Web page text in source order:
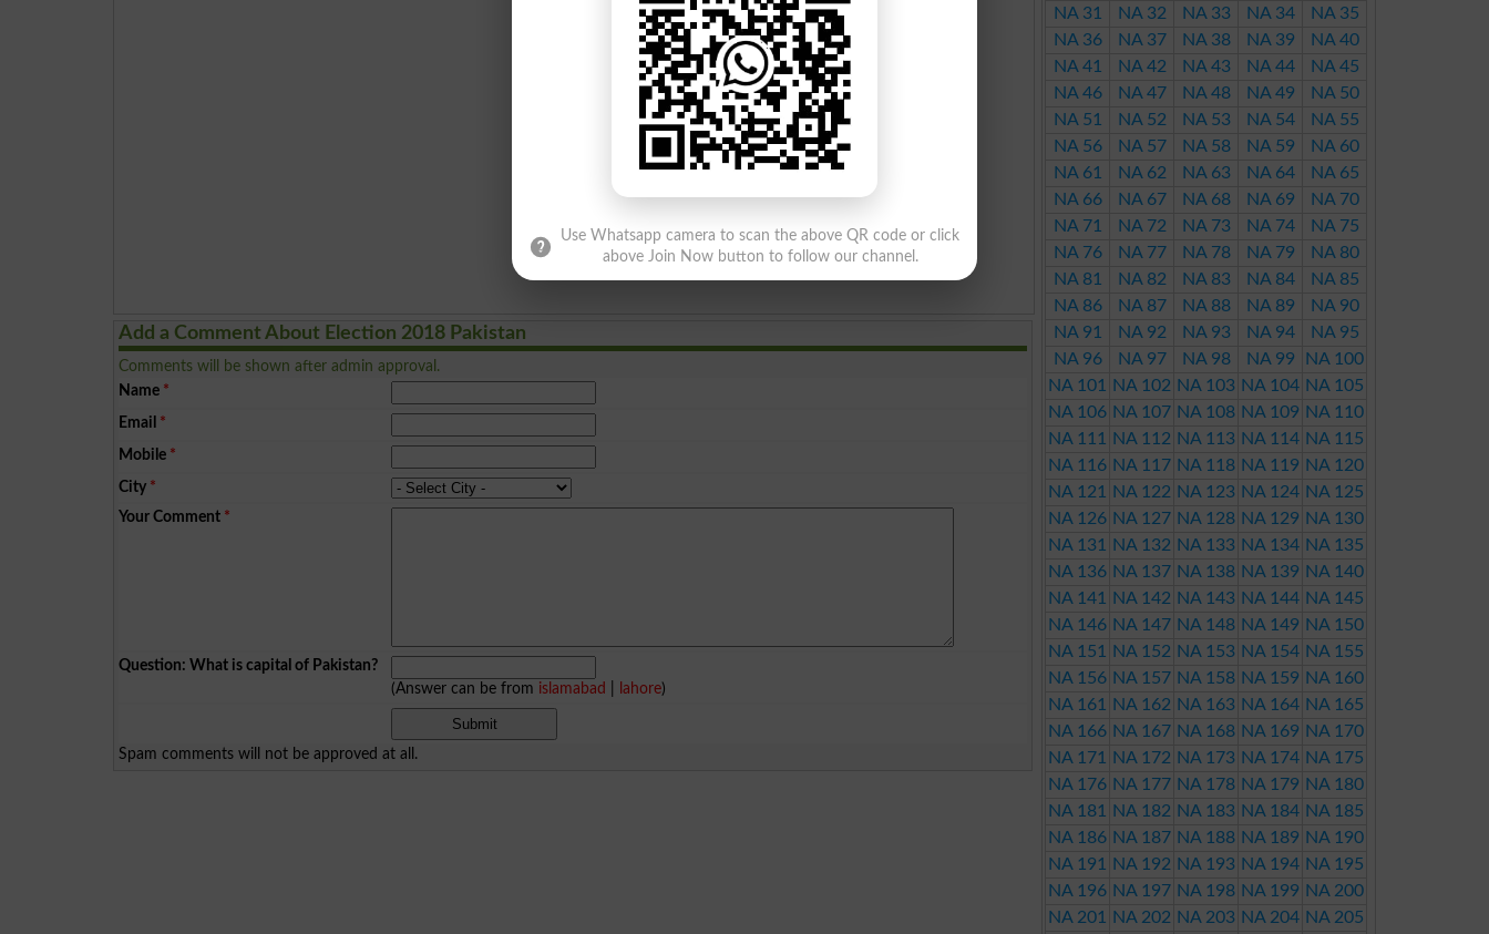
Add a Comment About Election 2018 Pakistan
Comments will be shown after admin approval.
Name *
Email *
Mobile *
City *
Your Comment *
Question: What is capital of Pakistan?
(Answer can be from islamabad lahore)
Spam comments will not be approved at all.
NA 31
NA 32 NA 33 NA 34
NA 35
NA 36
NA 37 NA 38 NA 39
NA 40
NA 41
NA 42 NA 43 NA 44
NA 45
NA 46
NA 47 NA 48 NA 49
NA 50
NA 51
NA 52 NA 53 NA 54
NA 55
NA 56
NA 57 NA 58 NA 59
NA 60
NA 61
NA 62 NA 63 NA 64
NA 65
NA 66
NA 67 NA 68 NA 69
NA 70
NA 71
NA 72 NA 73 NA 74
NA 75
NA 76
NA 77 NA 78 NA 79
NA 80
NA 81
NA 82 NA 83 NA 84
NA 85
NA 86
NA 87 NA 88 NA 89
NA 90
NA 91
NA 92 NA 93 NA 94
NA 95
NA 96
NA 97 NA 98 NA 99
NA 100
NA 101
NA 102 NA 103 NA 104 NA 105
NA 106 NA 107 NA 108 NA 109 NA 110
NA 111
NA 112 NA 113 NA 114 NA 115
NA 116 NA 117 NA 118 NA 119 NA 120
NA 121
NA 122 NA 123 NA 124 NA 125
NA 126 NA 127 NA 128 NA 129 NA 130
NA 131
NA 132 NA 133 NA 134 NA 135
NA 136 NA 137 NA 138 NA 139 NA 140
NA 141
NA 142 NA 143 NA 144 NA 145
NA 146 NA 147 NA 148 NA 149 NA 150
NA 151
NA 152 NA 153 NA 154 NA 155
NA 156 NA 157 NA 158 NA 159 NA 160
NA 161
NA 162 NA 163 NA 164 NA 165
NA 166 NA 167 NA 168 NA 169 NA 170
NA 171
NA 172 NA 173 NA 174 NA 175
NA 176 NA 177 NA 178 NA 179 NA 180
NA 181
NA 182 NA 183 NA 184 NA 185
NA 186 NA 187 NA 188 NA 189 NA 190
NA 191
NA 192 NA 193 NA 194 NA 195
NA 196 NA 197 NA 198 NA 199 NA 200
NA 201
NA 202 NA 203 NA 204 NA 205
Use Whatsapp camera to scan the above QR code or click
above Join Now button to follow our channel.